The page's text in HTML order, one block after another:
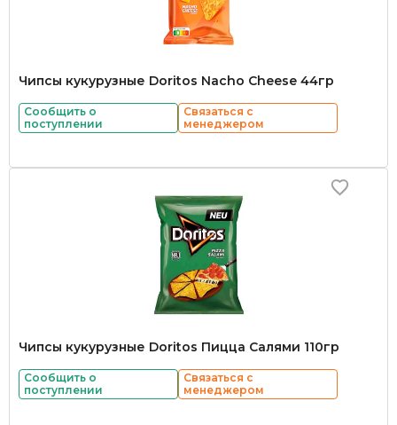
Чипсы кукурузные Doritos Nacho Cheese 44гр
Сообщить о
поступлении
Связаться с
менеджером
Чипсы кукурузные Doritos Пицца Салями 110гр
Сообщить о
поступлении
Связаться с
менеджером